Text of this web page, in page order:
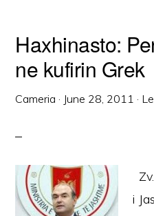
Haxhinasto:
ne kufirin Grek
Cameria · June 28, 2011 ·
i